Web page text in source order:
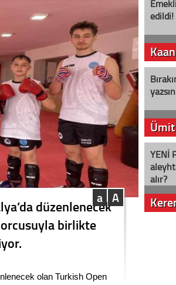
A
a
düzenlenecek
birlikte
olan Turkish Open
edildi!
yazsın
YENİ
alır?